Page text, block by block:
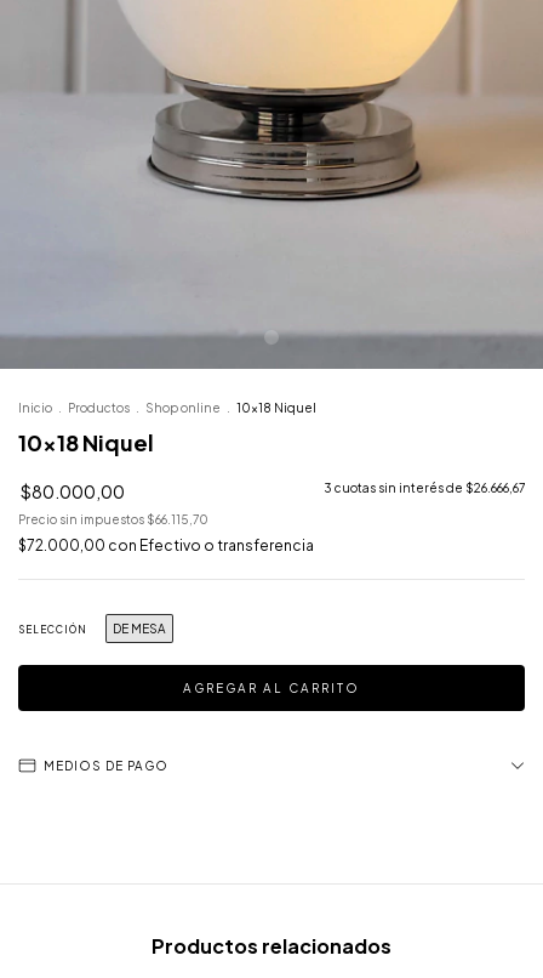
Inicio Productos Shop online 10x18 Niquel
10x18 Niquel
$80.000,00 3 cuotas sin interés de $26.666,67
Precio sin impuestos $66.115,70
$72.000,00 con Efectivo o transferencia
SELECCIÓN DE MESA
MEDIOS DE PAGO
Productos relacionados